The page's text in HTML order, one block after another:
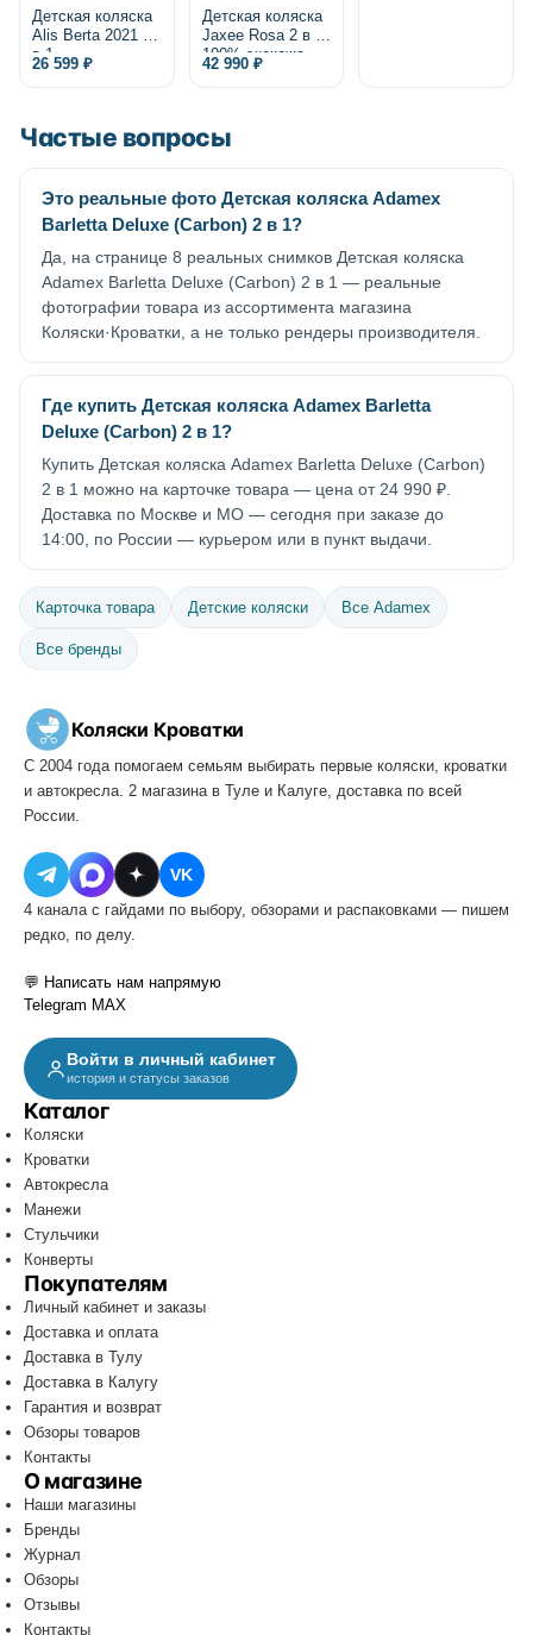
Детская коляска
Alis Berta 2021 2
в 1
26 599 ₽
Детская коляска
Jaxee Rosa 2 в 1,
100% экокожа
42 990 ₽
Частые вопросы
Это реальные фото Детская коляска Adamex
Barletta Deluxe (Carbon) 2 в 1?
Да, на странице 8 реальных снимков Детская коляска
Adamex Barletta Deluxe (Carbon) 2 в 1 — реальные
фотографии товара из ассортимента магазина
Коляски·Кроватки, а не только рендеры производителя.
Где купить Детская коляска Adamex Barletta
Deluxe (Carbon) 2 в 1?
Купить Детская коляска Adamex Barletta Deluxe (Carbon)
2 в 1 можно на карточке товара — цена от 24 990 ₽.
Доставка по Москве и МО — сегодня при заказе до
14:00, по России — курьером или в пункт выдачи.
Карточка товара Детские коляски Все Adamex
Все бренды
Коляски·Кроватки
С 2004 года помогаем семьям выбирать первые коляски, кроватки
и автокресла. 2 магазина в Туле и Калуге, доставка по всей
России.
VK
4 канала с гайдами по выбору, обзорами и распаковками — пишем
редко, по делу.
💬 Написать нам напрямую
Telegram MAX
Войти в личный кабинет
история и статусы заказов
Каталог
Коляски
Кроватки
Автокресла
Манежи
Стульчики
Конверты
Покупателям
Личный кабинет и заказы
Доставка и оплата
Доставка в Тулу
Доставка в Калугу
Гарантия и возврат
Обзоры товаров
Контакты
О магазине
Наши магазины
Бренды
Журнал
Обзоры
Отзывы
Контакты